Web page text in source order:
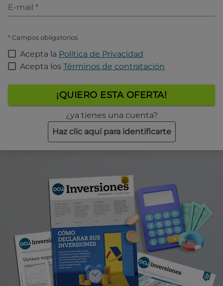
E-mail *
* Campos obligatorios
Acepta la Política de Privacidad
Acepta los Términos de contratación
¡QUIERO ESTA OFERTA!
¿ya tienes una cuenta?
Haz clic aquí para identificarte